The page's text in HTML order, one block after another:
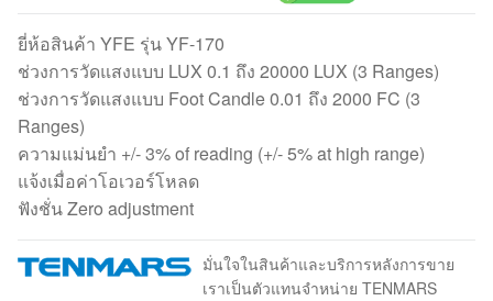
ยี่ห้อสินค้า YFE รุ่น YF-170
ช่วงการวัดแสงแบบ LUX 0.1 ถึง 20000 LUX (3 Ranges)
ช่วงการวัดแสงแบบ Foot Candle 0.01 ถึง 2000 FC (3
Ranges)
ความแม่นยำ +/- 3% of reading (+/- 5% at high range)
แจ้งเมื่อค่าโอเวอร์โหลด
ฟังชั่น Zero adjustment
มั่นใจในสินค้าและบริการหลังการขาย
เราเป็นตัวแทนจำหน่าย TENMARS